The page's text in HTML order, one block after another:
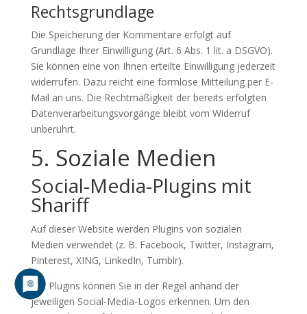
Rechtsgrundlage
Die Speicherung der Kommentare erfolgt auf
Grundlage Ihrer Einwilligung (Art. 6 Abs. 1 lit. a DSGVO).
Sie können eine von Ihnen erteilte Einwilligung jederzeit
widerrufen. Dazu reicht eine formlose Mitteilung per E-
Mail an uns. Die Rechtmäßigkeit der bereits erfolgten
Datenverarbeitungsvorgänge bleibt vom Widerruf
unberührt.
5. Soziale Medien
Social-Media-Plugins mit
Shariff
Auf dieser Website werden Plugins von sozialen
Medien verwendet (z. B. Facebook, Twitter, Instagram,
Pinterest, XING, LinkedIn, Tumblr).
Die Plugins können Sie in der Regel anhand der
jeweiligen Social-Media-Logos erkennen. Um den